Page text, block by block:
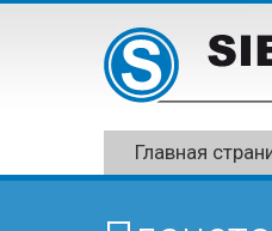
Главная